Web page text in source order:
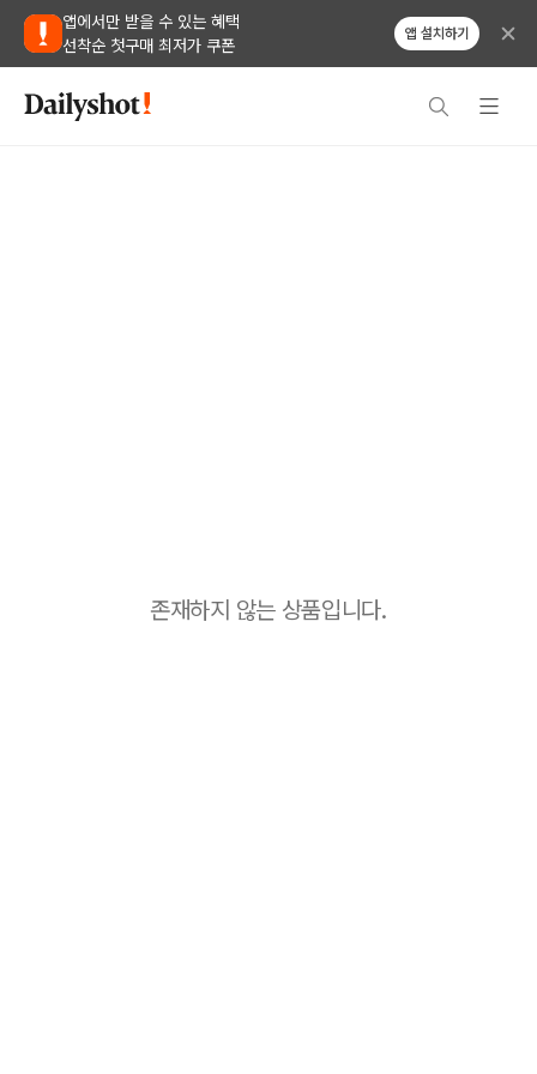
앱에서만 받을 수 있는 혜택
선착순 첫구매 최저가 쿠폰
앱 설치하기
존재하지 않는 상품입니다.